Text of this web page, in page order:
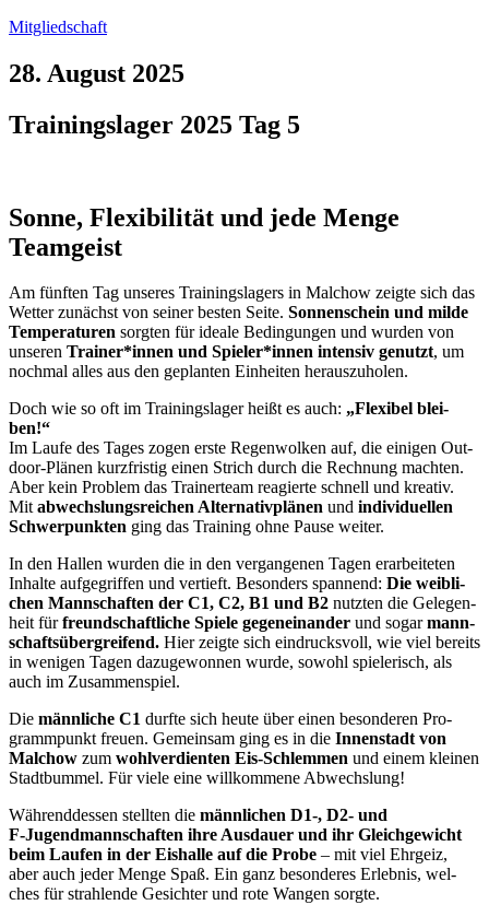
Mitgliedschaft
28. August 2025
Trainingslager 2025 Tag 5
Sonne, Flexibilität und jede Menge
Teamgeist
Am fünf­ten Tag unse­res Trai­nings­la­gers in Mal­chow zeig­te sich das
Wet­ter zunächst von sei­ner bes­ten Sei­te. Son­nen­schein und mil­de
Tem­pe­ra­tu­ren sorg­ten für idea­le Bedin­gun­gen und wur­den von
unse­ren Trainer*innen und Spieler*innen inten­siv genutzt, um
noch­mal alles aus den geplan­ten Ein­hei­ten her­aus­zu­ho­len.
Doch wie so oft im Trai­nings­la­ger heißt es auch: „Fle­xi­bel blei­
ben!“
Im Lau­fe des Tages zogen ers­te Regen­wol­ken auf, die eini­gen Out­
door-Plä­nen kurz­fris­tig einen Strich durch die Rech­nung mach­ten.
Aber kein Pro­blem das Trai­ner­team reagier­te schnell und krea­tiv.
Mitabwechs­lungs­rei­chen Alter­na­tiv­plä­nen und indi­vi­du­el­len
Schwer­punk­ten ging das Trai­ning ohne Pau­se wei­ter.
In den Hal­len wur­den die in den ver­gan­ge­nen Tagen erar­bei­te­ten
Inhal­te auf­ge­grif­fen und ver­tieft. Beson­ders span­nend: Die weib­li­
chen Mann­schaf­ten der C1, C2, B1 und B2 nutz­ten die Gele­gen­
heit fürfreund­schaft­li­che Spie­le gegen­ein­an­der und sogarmann­
schafts­über­grei­fend. Hier zeig­te sich ein­drucks­voll, wie viel bereits
in weni­gen Tagen dazu­ge­won­nen wur­de, sowohl spie­le­risch, als
auch im Zusam­men­spiel.
Die männ­li­che C1 durf­te sich heu­te über einen beson­de­ren Pro­
gramm­punkt freu­en. Gemein­sam ging es in die Innen­stadt von
Mal­chow zum wohl­ver­dien­ten Eis-Schlem­men und einem klei­nen
Stadt­bum­mel. Für vie­le eine will­kom­me­ne Abwechs­lung!
Wäh­rend­des­sen stell­ten die männ­li­chen D1‑, D2- und
F‑Jugendmannschaften ihre Aus­dau­er und ihr Gleich­ge­wicht
beim Lau­fen in der Eis­hal­le auf die Pro­be – mit viel Ehr­geiz,
aber auch jeder Men­ge Spaß. Ein ganz beson­de­res Erleb­nis, wel­
ches für strah­len­de Gesich­ter und rote Wan­gen sorg­te.